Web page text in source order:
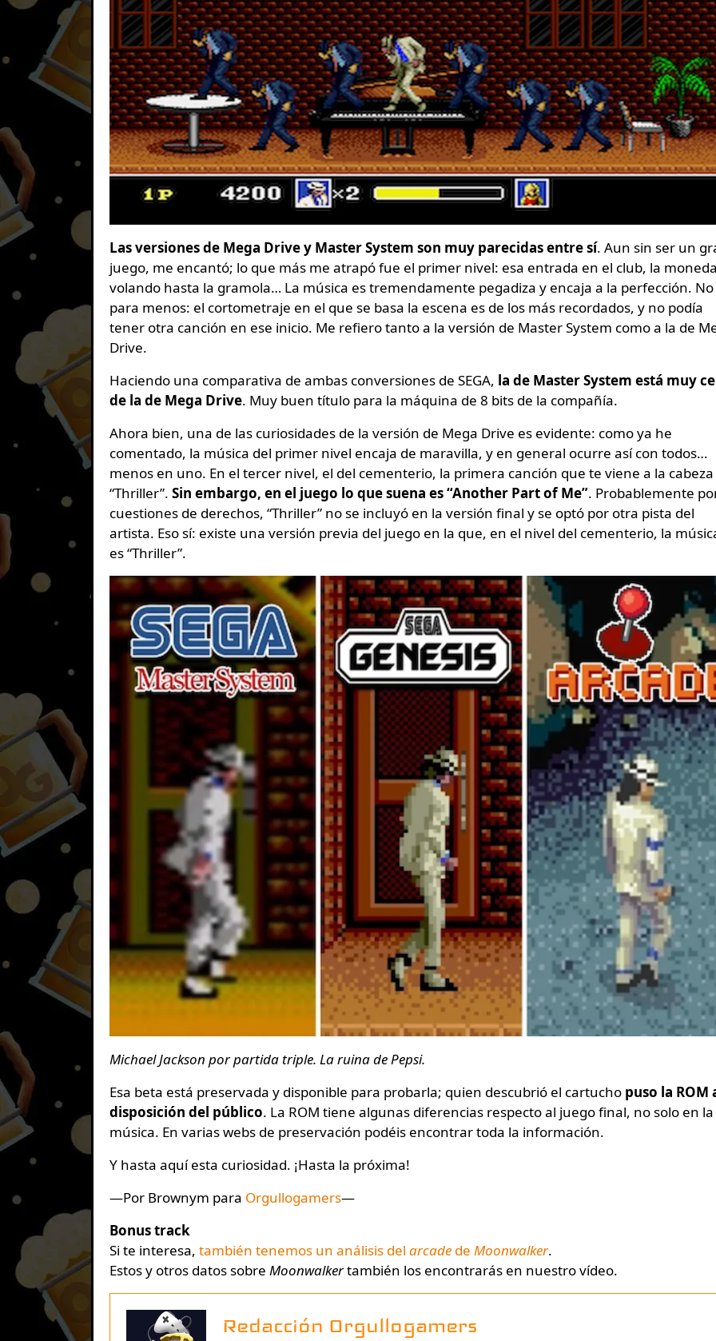
Las versiones de Mega Drive y Master System son muy parecidas entre sí. Aun sin ser un
juego, me encantó; lo que más me atrapó fue el primer nivel: esa entrada en el club, la
volando hasta la gramola… La música es tremendamente pegadiza y encaja a la perfección. No
para menos: el cortometraje en el que se basa la escena es de los más recordados, y no podía
tener otra canción en ese inicio. Me refiero tanto a la versión de Master System como a la de
Drive.
Haciendo una comparativa de ambas conversiones de SEGA, la de Master System está muy
de la de Mega Drive. Muy buen título para la máquina de 8 bits de la compañía.
Ahora bien, una de las curiosidades de la versión de Mega Drive es evidente: como ya he
comentado, la música del primer nivel encaja de maravilla, y en general ocurre así con todos…
menos en uno. En el tercer nivel, el del cementerio, la primera canción que te viene a la cabeza
“Thriller”. Sin embargo, en el juego lo que suena es “Another Part of Me”. Probablemente
cuestiones de derechos, “Thriller” no se incluyó en la versión final y se optó por otra pista del
artista. Eso sí: existe una versión previa del juego en la que, en el nivel del cementerio, la
es “Thriller”.
Michael Jackson por partida triple. La ruina de Pepsi.
Esa beta está preservada y disponible para probarla; quien descubrió el cartucho puso la ROM
disposición del público. La ROM tiene algunas diferencias respecto al juego final, no solo en la
música. En varias webs de preservación podéis encontrar toda la información.
Y hasta aquí esta curiosidad. ¡Hasta la próxima!
—Por Brownym para Orgullogamers—
Bonus track
Si te interesa, también tenemos un análisis del arcade de Moonwalker.
Estos y otros datos sobre Moonwalkertambién los encontrarás en nuestro vídeo.
Redacción Orgullogamers